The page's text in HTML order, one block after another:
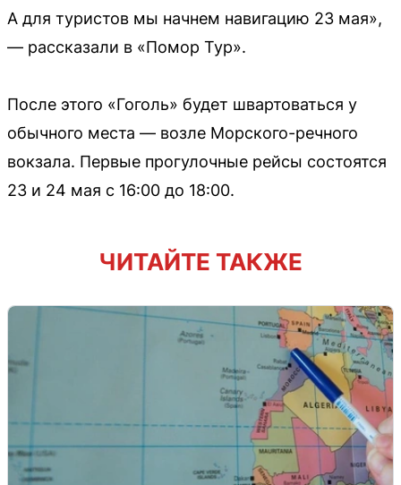
А для туристов мы начнем навигацию 23 мая»,
— рассказали в «Помор Тур».
После этого «Гоголь» будет швартоваться у
обычного места — возле Морского-речного
вокзала. Первые прогулочные рейсы состоятся
23 и 24 мая с 16:00 до 18:00.
ЧИТАЙТЕ ТАКЖЕ